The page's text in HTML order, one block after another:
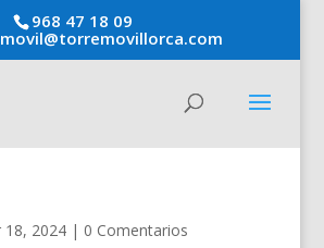
968 47 18 09
18, 2024| 0 Comentarios